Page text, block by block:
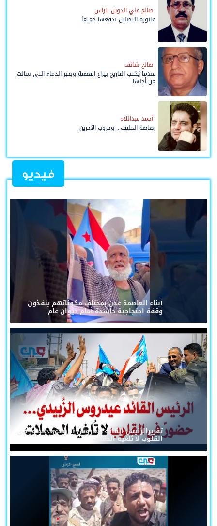
صالح علي الدويل باراس
فاتورة التضليل ندفعها جميعاً
صالح شائف
عندما يُكتب التاريخ بيراع القضية وبحبر الدماء التي سالت
من أجلها
أحمد عبداللاه
رصاصة الحليف... وحروب الآخرين
فيديو
أبناء العاصمة عدن بمختلف مكوناتهم ينفذون
وقفة احتجاجية حاشدة أمام ديوان عام
تقريرالرئيس القائد عيدروس الزُبيدي... حضورٌ في
القلوب لا تُلغيه الحملات